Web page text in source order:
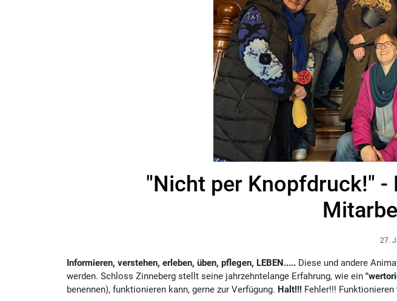
"Nicht per Knopfdruck!"
27.
Informieren, verstehen, erleben, üben, pflegen, LEBEN.....Diese und andere
werden. Schloss Zinneberg stellt seine jahrzehntelange Erfahrung, wie ein
benennen), funktionieren kann, gerne zur Verfügung. Halt!!!Fehler!!!